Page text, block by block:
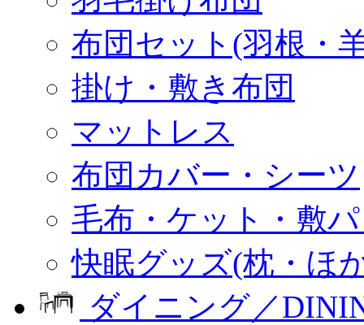
布団セット(羽根・
掛け・敷き布団
マットレス
布団カバー・シーツ
毛布・ケット・敷
快眠グッズ(枕・ほ
ダイニング／